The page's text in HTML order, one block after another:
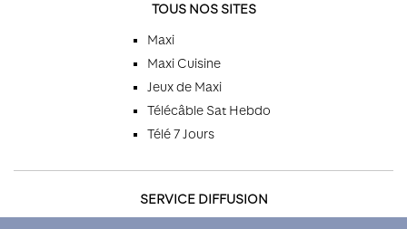
TOUS NOS SITES
Maxi
Maxi Cuisine
Jeux de Maxi
Télécâble Sat Hebdo
Télé 7 Jours
SERVICE DIFFUSION